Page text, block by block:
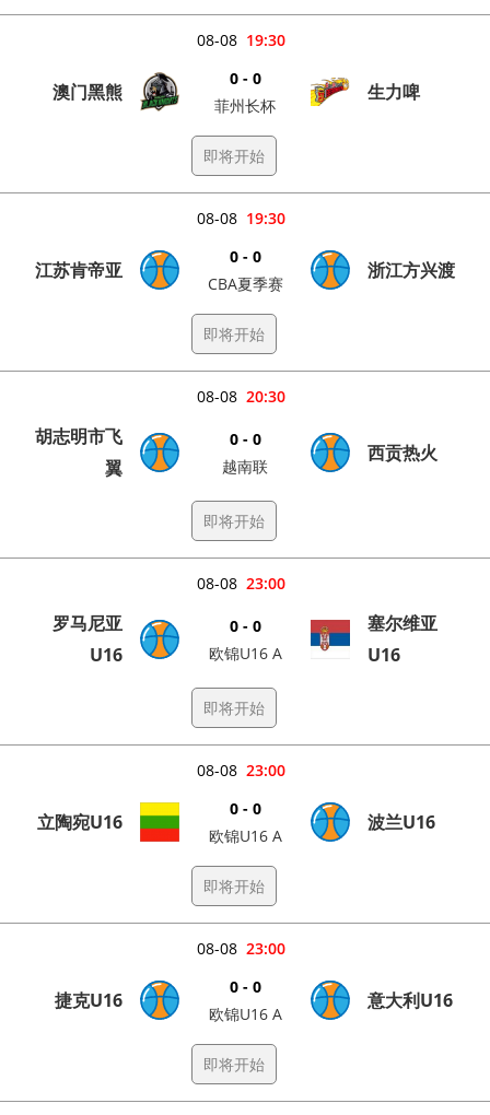
19:30
08-08
澳门黑熊
0 - 0
菲州长杯
生力啤
即将开始
19:30
08-08
江苏肯帝亚
0 - 0
CBA夏季赛
浙江方兴渡
即将开始
20:30
08-08
胡志明市飞
翼
0 - 0
越南联
西贡热火
即将开始
23:00
08-08
罗马尼亚
U16
0 - 0
欧锦U16 A
塞尔维亚
U16
即将开始
23:00
08-08
立陶宛U16
0 - 0
欧锦U16 A
波兰U16
即将开始
23:00
08-08
捷克U16
0 - 0
欧锦U16 A
意大利U16
即将开始